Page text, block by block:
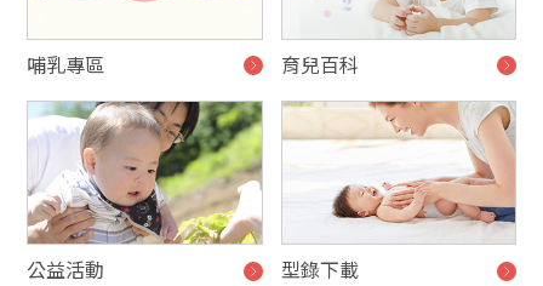
哺乳專區 育兒百科
公益活動 型錄下載